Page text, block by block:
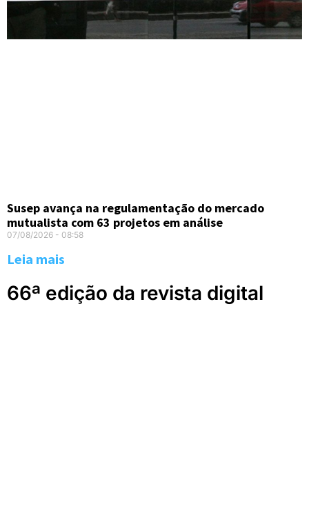
Susep avança na regulamentação do mercado
mutualista com 63 projetos em análise
07/08/2026 08:58
Leia mais
66ª edição da revista digital